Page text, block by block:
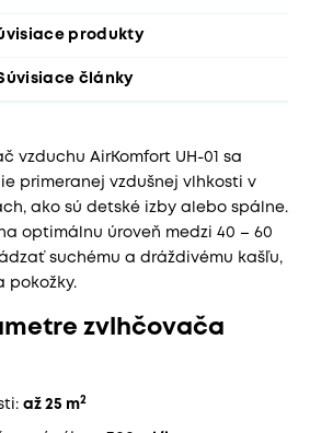
produkty
články
vzduchu AirKomfort UH-01 sa
primeranej vzdušnej vlhkosti v
ako sú detské izby alebo spálne.
optimálnu úroveň medzi 40 – 60
suchému a dráždivému kašľu,
pokožky.
zvlhčovača
až 25 m2